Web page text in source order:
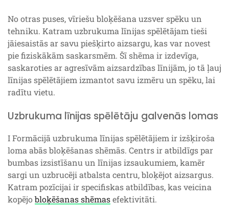
No otras puses, vīriešu bloķēšana uzsver spēku un
tehniku. Katram uzbrukuma līnijas spēlētājam tieši
jāiesaistās ar savu piešķirto aizsargu, kas var novest
pie fiziskākām saskarsmēm. Šī shēma ir izdevīga,
saskaroties ar agresīvām aizsardzības līnijām, jo tā ļauj
līnijas spēlētājiem izmantot savu izmēru un spēku, lai
radītu vietu.
Uzbrukuma līnijas spēlētāju galvenās lomas
I Formācijā uzbrukuma līnijas spēlētājiem ir izšķiroša
loma abās bloķēšanas shēmās. Centrs ir atbildīgs par
bumbas izsistīšanu un līnijas izsaukumiem, kamēr
sargi un uzbrucēji atbalsta centru, bloķējot aizsargus.
Katram pozīcijai ir specifiskas atbildības, kas veicina
kopējo bloķēšanas shēmasefektivitāti.